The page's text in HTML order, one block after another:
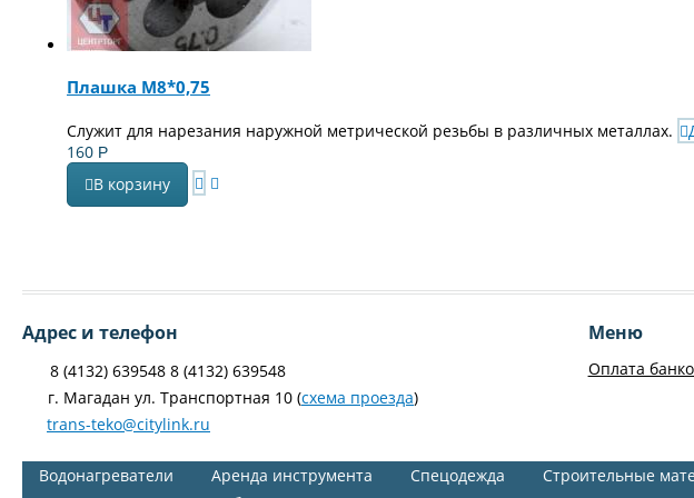
Плашка М8*0,75
Служит для нарезания наружной метрической резьбы в различных металлах.
160 Р
В корзину
Адрес и телефон
8 (4132) 639548 8 (4132) 639548
г. Магадан ул. Транспортная 10 (схема проезда)
trans-teko@citylink.ru
Меню
Оплата
Водонагреватели Аренда инструмента Спецодежда Строительные